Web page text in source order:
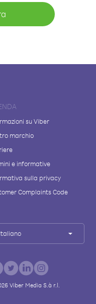
su Viber
marchio
e informative
sulla privacy
Complaints Code
Italiano
Viber Media S.à r.l.